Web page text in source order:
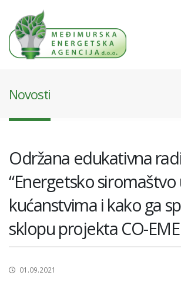
Novosti
Održana edukativna
“Energetsko siromaštvo
kućanstvima i kako ga
sklopu projekta CO-
01.09.2021